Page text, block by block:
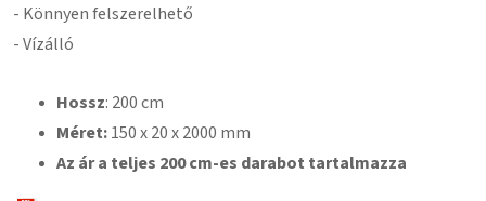
- Könnyen felszerelhető
- Vízálló
Hossz: 200 cm
Méret:150x 20 x 2000 mm
Az ár a teljes 200 cm-es darabot tartalmazza